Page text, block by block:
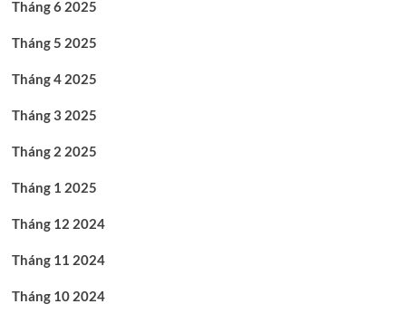
Tháng 6 2025
Tháng 5 2025
Tháng 4 2025
Tháng 3 2025
Tháng 2 2025
Tháng 1 2025
Tháng 12 2024
Tháng 11 2024
Tháng 10 2024